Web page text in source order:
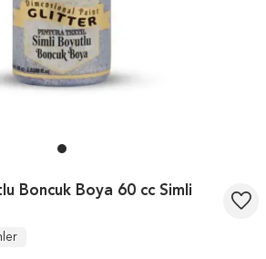
Boncuk Boya 60 cc Simli